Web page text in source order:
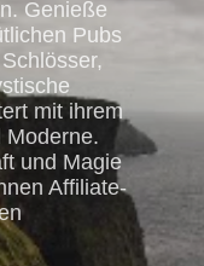
Genieße
Pubs
mit ihrem
Moderne.
und Magie
Affiliate-